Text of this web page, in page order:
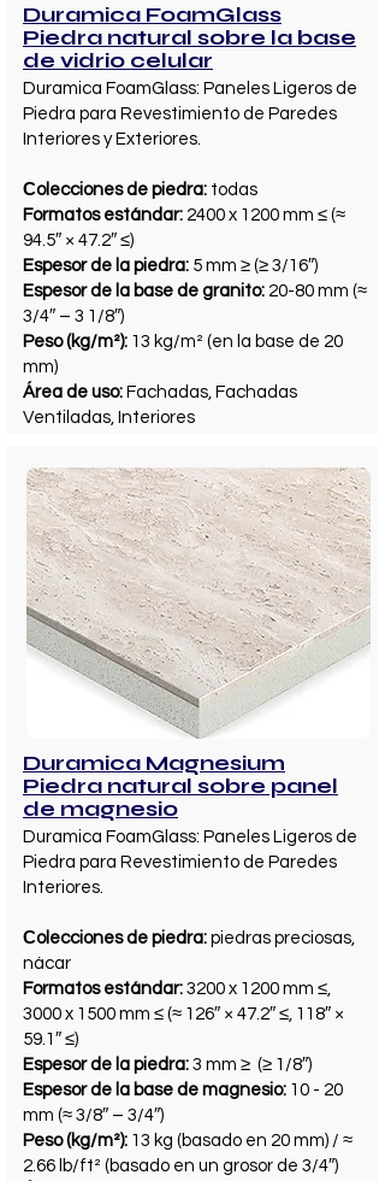
Duramica FoamGlass
Piedra natural sobre la base
de vidrio celular
Duramica FoamGlass: Paneles Ligeros de
Piedra para Revestimiento de Paredes
Interiores y Exteriores.
Сolecciones de piedra: todas
Formatos estándar: 2400 x 1200 mm ≤ (≈
94.5″ × 47.2″ ≤)
Espesor de la piedra: 5 mm ≥ (≥ 3/16″)
Espesor de la base de granito: 20-80 mm (≈
3/4″ – 3 1/8″)
Peso (kg/m²): 13 kg/m² (en la base de 20
mm)
Área de uso: Fachadas, Fachadas
Ventiladas, Interiores
Duramica Magnesium
Piedra natural sobre panel
de magnesio
Duramica FoamGlass: Paneles Ligeros de
Piedra para Revestimiento de Paredes
Interiores.
Сolecciones de piedra: piedras preciosas,
nácar
Formatos estándar: 3200 x 1200 mm ≤,
3000 x 1500 mm ≤ (≈ 126″ × 47.2″ ≤, 118″ ×
59.1″ ≤)
Espesor de la piedra: 3 mm ≥ (≥ 1/8″)
Espesor de la base de magnesio: 10 - 20
mm (≈ 3/8″ – 3/4″)
Peso (kg/m²): 13 kg (basado en 20 mm) / ≈
2.66 lb/ft² (basado en un grosor de 3/4″)